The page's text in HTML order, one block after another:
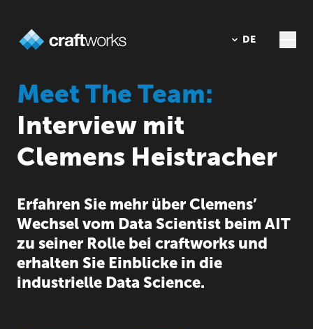
DE
EN
Meet The Team:
Interview mit
Clemens Heistracher
Erfahren Sie mehr über Clemens’
Wechsel vom Data Scientist beim AIT
zu seiner Rolle bei craftworks und
erhalten Sie Einblicke in die
industrielle Data Science.